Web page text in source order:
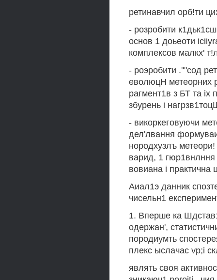
ретинавчил орб!ти
- розробити
основ 1 доьеоти
комплексов малкх'
- роэробити .''"сод
еволюцН метеорних
рагмент1в з БТ та
збурень i
- викоркеговуючи
дел'лвання
нородхузлъ
варид, 1 гюр1внлння
вовиана i практична
Аиал1э данник
чисельн1
1. Вперше ка
одержан',
породиумть
плекс ыслачас vp;i
являть своя